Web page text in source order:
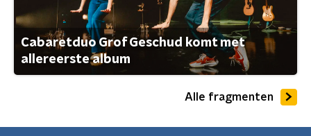
Cabaretduo Grof Geschud komt met
allereerste album
Alle fragmenten